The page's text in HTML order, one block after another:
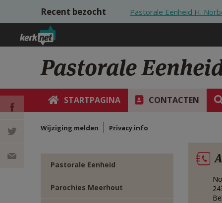
Overslaan en naar de inhoud gaan
Recent bezocht Pastorale Eenheid H.
Pastorale
STARTPAGINA CONTACTEN
Wijziging melden Privacy info
DEEL OP
FACEBOOK
DEEL OP
Pastorale Eenheid
Parochies Meerhout